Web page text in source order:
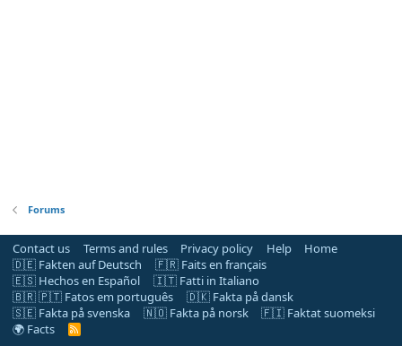
Forums
Contact us Terms and rules Privacy policy Help
Home
🇩🇪 Fakten auf Deutsch
🇫🇷 Faits en français
🇪🇸 Hechos en Español
🇮🇹 Fatti in Italiano
🇧🇷 🇵🇹 Fatos em português
🇩🇰 Fakta på dansk
🇸🇪 Fakta på svenska
🇳🇴 Fakta på norsk
🇫🇮 Faktat suomeksi
🌍 Facts
R